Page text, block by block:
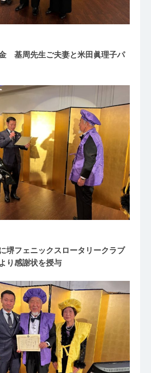
基周先生ご夫妻と米田眞理子パ
フェニックスロータリークラブ
り感謝状を授与